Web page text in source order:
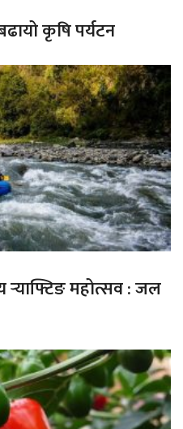
कृषि पर्यटन
र्‍याफ्टिङ महोत्सव : जल